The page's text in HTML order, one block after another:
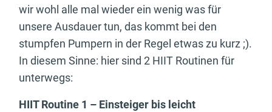
wir wohl alle mal wieder ein wenig was für
unsere Ausdauer tun, das kommt bei den
stumpfen Pumpern in der Regel etwas zu kurz ;).
In diesem Sinne: hier sind 2 HIIT Routinen für
unterwegs:
HIIT Routine 1 – Einsteiger bis leicht